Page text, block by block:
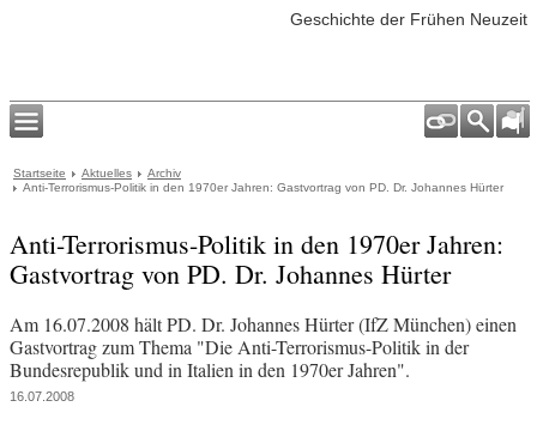
Geschichte der Frühen Neuzeit
Startseite Aktuelles
Archiv
Anti-Terrorismus-Politik in den 1970er Jahren: Gastvortrag von PD. Dr. Johannes Hürter
Anti-Terrorismus-Politik in den 1970er Jahren:
Gastvortrag von PD. Dr. Johannes Hürter
Am 16.07.2008 hält PD. Dr. Johannes Hürter (IfZ München) einen
Gastvortrag zum Thema "Die Anti-Terrorismus-Politik in der
Bundesrepublik und in Italien in den 1970er Jahren".
16.07.2008